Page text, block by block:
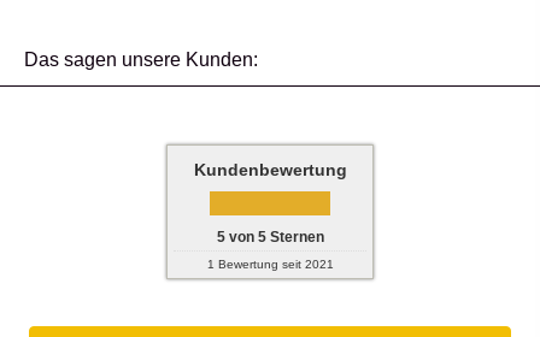
Das sagen unsere Kunden:
Kundenbewertung
5von 5Sternen
1 Bewertung seit 2021